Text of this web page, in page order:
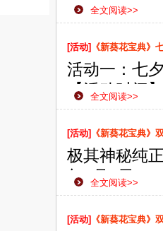
款网页游戏
侠之路更加
全文阅读>>
[活动] 《新葵花宝典》
活动一：七
【活动时间
【活动范围
【活动内容
礼。
全文阅读>>
[活动] 《新葵花宝典》
极其神秘纯
年8月2日
款网页游戏
侠之路更加
全文阅读>>
[活动] 《新葵花宝典》